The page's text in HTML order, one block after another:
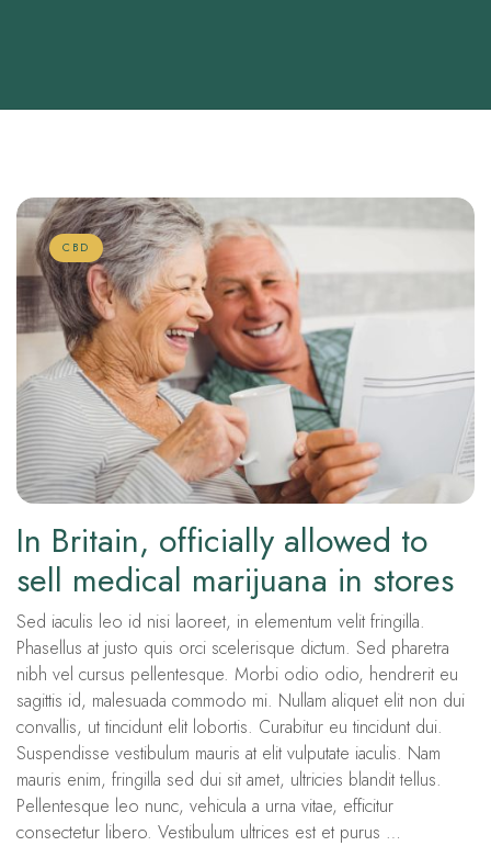
Strains
CBD
In Britain, officially allowed to
sell medical marijuana in stores
Sed iaculis leo id nisi laoreet, in elementum velit fringilla.
Phasellus at justo quis orci scelerisque dictum. Sed pharetra
nibh vel cursus pellentesque. Morbi odio odio, hendrerit eu
sagittis id, malesuada commodo mi. Nullam aliquet elit non dui
convallis, ut tincidunt elit lobortis. Curabitur eu tincidunt dui.
Suspendisse vestibulum mauris at elit vulputate iaculis. Nam
mauris enim, fringilla sed dui sit amet, ultricies blandit tellus.
Pellentesque leo nunc, vehicula a urna vitae, efficitur
consectetur libero. Vestibulum ultrices est et purus …